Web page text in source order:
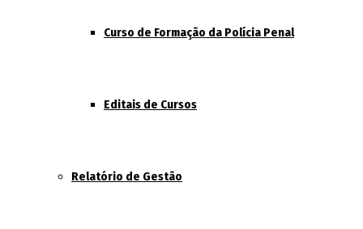
Curso de Formação da Polícia Penal
Editais de Cursos
Relatório de Gestão